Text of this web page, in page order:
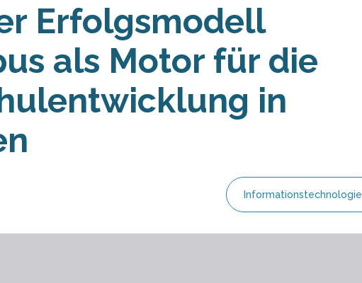
Erfolgsmodell
als Motor für die
in
Informationstechnologie